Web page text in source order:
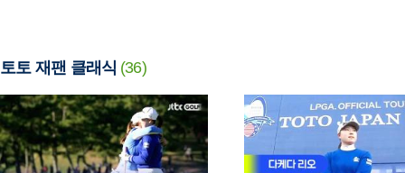
토토 재팬 클래식 (36)